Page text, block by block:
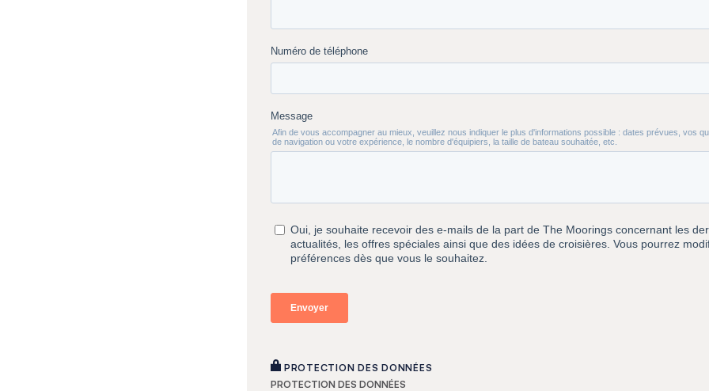
PROTECTION DES DONNÉES
PROTECTION DES DONNÉES